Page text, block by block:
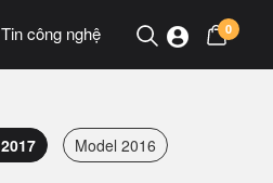
Tin công nghệ 0
Model 2016